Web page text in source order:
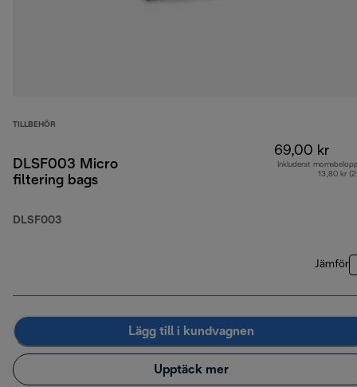
TILLBEHÖR
DLSF003 Micro
filtering bags
DLSF003
69,00 kr
Inkluderat
13,80 kr
Jämför
Lägg till i kundvagnen
Upptäck mer